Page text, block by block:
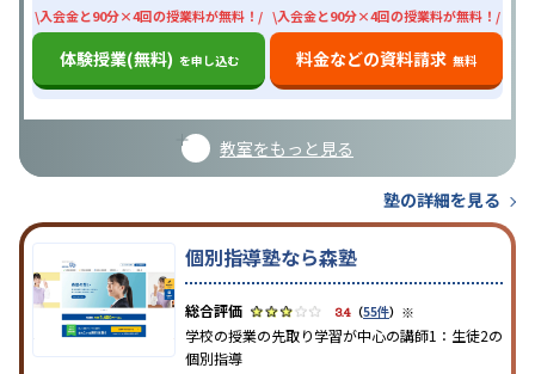
\入会金と90分×4回の授業料が無料！/
体験授業(無料) を申し込む
\入会金と90分×4回の授業料が無料！/
料金などの資料請求 無料
教室をもっと見る
塾の詳細を見る
個別指導塾なら森塾
3.4 （55件） ※
学校の授業の先取り学習が中心の講師1：生徒2の
個別指導